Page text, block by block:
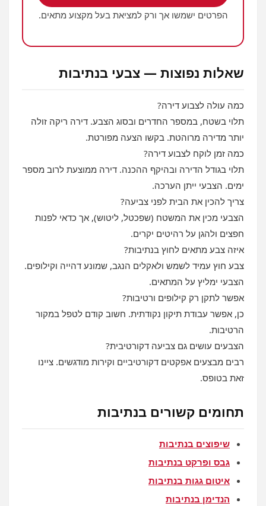
הפרטים ישמשו אך ורק למציאת בעל מקצוע מתאים.
שאלות נפוצות — צבעי בנתיבות
כמה עולה לצבוע דירה?
תלוי בשטח, במספר החדרים ובסוג הצבע. דירה ריקה זולה
יותר מדירה מרוהטת. בקשו הצעה מפורטת.
כמה זמן לוקח לצבוע דירה?
תלוי בגודל הדירה ובהיקף ההכנה. דירה ממוצעת לרוב מספר
ימים. הצבעי ייתן הערכה.
צריך להכין את הבית לפני צביעה?
הצבעי מכין את המשטח (שפכטל, ליטוש), אך כדאי לפנות
חפצים ולהגן על רהיטים יקרים.
איזה צבע מתאים לחוץ בנתיבות?
צבע חוץ עמיד לשמש ולאקלים הנגב, שמונע דהייה וקילופים.
הצבעי ימליץ על המתאים.
אפשר לתקן רק קילופים ורטיבות?
כן, אפשר עבודת תיקון נקודתית. חשוב קודם לטפל במקור
הרטיבות.
הצבעים עושים גם צביעה דקורטיבית?
רבים מבצעים אפקטים דקורטיביים וקירות מודגשים. ציינו
זאת בטופס.
תחומים קשורים בנתיבות
שיפוצים בנתיבות
גבס ופרקט בנתיבות
איטום גגות בנתיבות
הנדימן בנתיבות